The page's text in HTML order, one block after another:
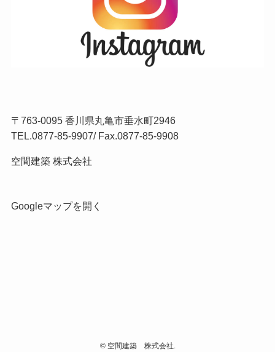
〒763-0095 香川県丸亀市垂水町2946
TEL.0877-85-9907/ Fax.0877-85-9908
空間建築 株式会社
Googleマップを開く
©空間建築 株式会社.